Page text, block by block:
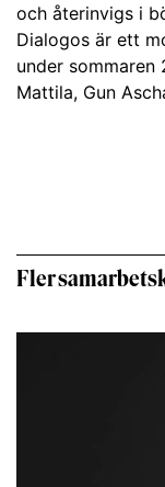
och återinvigs i
Dialogos är ett
under sommaren
Mattila, Gun
Fler